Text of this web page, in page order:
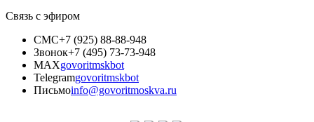
Связь с эфиром
СМС+7 (925) 88-88-948
Звонок+7 (495) 73-73-948
MAXgovoritmskbot
Telegramgovoritmskbot
Письмоinfo@govoritmoskva.ru